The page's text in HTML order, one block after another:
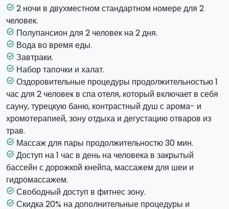
зоне отеля . В спа имеются: сауна, турецкая баня,
контрастный душ с арома- и хромотерапией, зона
отдыха с дегустацией отваров из трав. У вас так же
будет доступ на час в закрытый бассейн с массажем для
шеи, гидромассажем и дорожкой кнейпа.
Для полного расслабления вас ждет 30-минутный
массаж для пары.
Заезд: с 15:00
Выезд: до 11:00
task_alt 2 ночи в двухместном стандартном номере для 2
человек.
task_alt Полупансион для 2 человек на 2 дня.
task_alt Вода во время еды.
task_alt Завтраки.
task_alt Набор тапочки и халат.
task_alt Оздоровительные процедуры продолжительностью 1
час для 2 человек в спа отеля, который включает в себя
сауну, турецкую баню, контрастный душ с арома- и
хромотерапией, зону отдыха и дегустацию отваров из
трав.
task_alt Массаж для пары продолжительностю 30 мин.
task_alt Доступ на 1 час в день на человека в закрытый
бассейн с дорожкой кнейпа, массажем для шеи и
гидромассажем.
task_alt Свободный доступ в фитнес зону.
task_alt Скидка 20% на дополнительные процедуры и